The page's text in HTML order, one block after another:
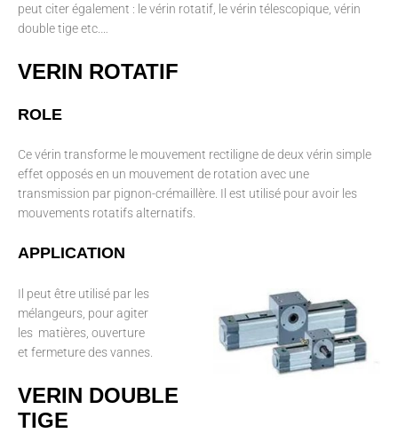
peut citer également : le vérin rotatif, le vérin télescopique, vérin
double tige etc.…
VERIN ROTATIF
ROLE
Ce vérin transforme le mouvement rectiligne de deux vérin simple
effet opposés en un mouvement de rotation avec une
transmission par pignon-crémaillère. Il est utilisé pour avoir les
mouvements rotatifs alternatifs.
APPLICATION
Il peut être utilisé par les
mélangeurs, pour agiter
les matières, ouverture
et fermeture des vannes.
VERIN DOUBLE
TIGE